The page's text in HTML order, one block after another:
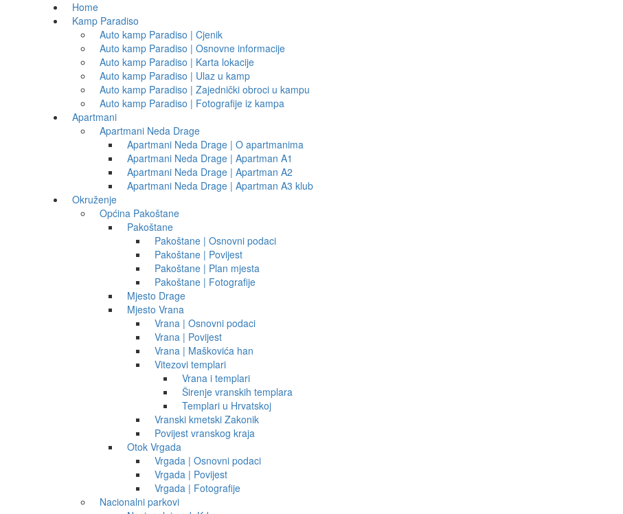
Home
Kamp Paradiso
Auto kamp Paradiso | Cjenik
Auto kamp Paradiso | Osnovne informacije
Auto kamp Paradiso | Karta lokacije
Auto kamp Paradiso | Ulaz u kamp
Auto kamp Paradiso | Zajednički obroci u kampu
Auto kamp Paradiso | Fotografije iz kampa
Apartmani
Apartmani Neda Drage
Apartmani Neda Drage | O apartmanima
Apartmani Neda Drage | Apartman A1
Apartmani Neda Drage | Apartman A2
Apartmani Neda Drage | Apartman A3 klub
Okruženje
Općina Pakoštane
Pakoštane
Pakoštane | Osnovni podaci
Pakoštane | Povijest
Pakoštane | Plan mjesta
Pakoštane | Fotografije
Mjesto Drage
Mjesto Vrana
Vrana | Osnovni podaci
Vrana | Povijest
Vrana | Maškovića han
Vitezovi templari
Vrana i templari
Širenje vranskih templara
Templari u Hrvatskoj
Vranski kmetski Zakonik
Povijest vranskog kraja
Otok Vrgada
Vrgada | Osnovni podaci
Vrgada | Povijest
Vrgada | Fotografije
Nacionalni parkovi